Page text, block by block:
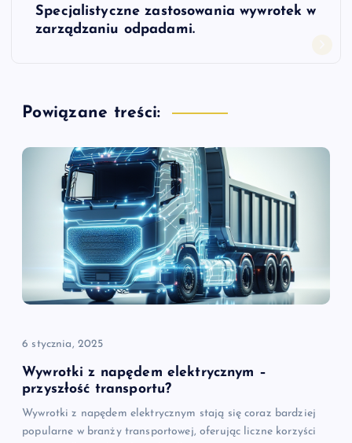
a
c
p
s
u
Specjalistyczne zastosowania wywrotek w
zarządzaniu odpadami.
Powiązane treści:
6 stycznia, 2025
Wywrotki z napędem elektrycznym –
przyszłość transportu?
Wywrotki z napędem elektrycznym stają się coraz bardziej
popularne w branży transportowej, oferując liczne korzyści